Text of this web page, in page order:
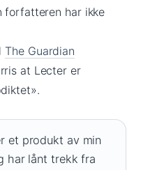
forfatteren har ikke
The Guardian
at Lecter er
et produkt av min
har lånt trekk fra